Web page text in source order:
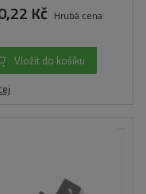
Kč Hrubá cena
Vložit do košíku